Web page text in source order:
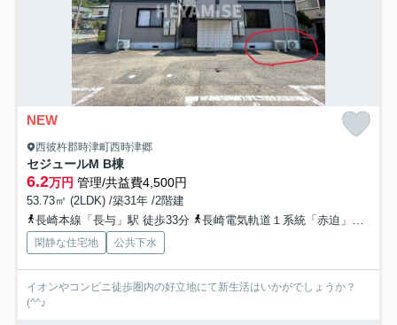
NEW
西彼杵郡時津町西時津郷
セジュールM B棟
6.2万円 管理/共益費4,500円
53.73㎡ (2LDK) /築31年 /2階建
長崎本線「長与」駅 徒歩33分
長崎電気軌道１系統「赤迫」駅 徒歩77分
閑静な住宅地 公共下水
イオンやコンビニ徒歩圏内の好立地にて新生活はいかがでしょうか？
(^^♪